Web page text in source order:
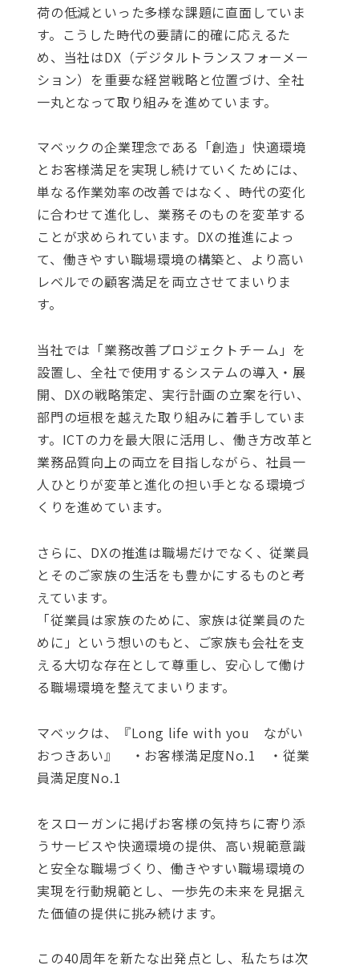
荷の低減といった多様な課題に直面していま
す。こうした時代の要請に的確に応えるた
め、当社はDX（デジタルトランスフォーメー
ション）を重要な経営戦略と位置づけ、全社
一丸となって取り組みを進めています。
マベックの企業理念である「創造」快適環境
とお客様満足を実現し続けていくためには、
単なる作業効率の改善ではなく、時代の変化
に合わせて進化し、業務そのものを変革する
ことが求められています。DXの推進によっ
て、働きやすい職場環境の構築と、より高い
レベルでの顧客満足を両立させてまいりま
す。
当社では「業務改善プロジェクトチーム」を
設置し、全社で使用するシステムの導入・展
開、DXの戦略策定、実行計画の立案を行い、
部門の垣根を越えた取り組みに着手していま
す。ICTの力を最大限に活用し、働き方改革と
業務品質向上の両立を目指しながら、社員一
人ひとりが変革と進化の担い手となる環境づ
くりを進めています。
さらに、DXの推進は職場だけでなく、従業員
とそのご家族の生活をも豊かにするものと考
えています。
「従業員は家族のために、家族は従業員のた
めに」という想いのもと、ご家族も会社を支
える大切な存在として尊重し、安心して働け
る職場環境を整えてまいります。
マベックは、『Long life with you ながい
おつきあい』 ・お客様満足度No.1 ・従業
員満足度No.1
をスローガンに掲げお客様の気持ちに寄り添
うサービスや快適環境の提供、高い規範意識
と安全な職場づくり、働きやすい職場環境の
実現を行動規範とし、一歩先の未来を見据え
た価値の提供に挑み続けます。
この40周年を新たな出発点とし、私たちは次